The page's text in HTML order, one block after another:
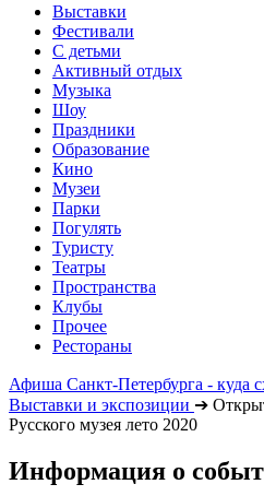
Выставки
Фестивали
С детьми
Активный отдых
Музыка
Шоу
Праздники
Образование
Кино
Музеи
Парки
Погулять
Туристу
Театры
Пространства
Клубы
Прочее
Рестораны
Афиша Санкт-Петербурга - куда
Выставки и экспозиции ➔
Русского музея лето 2020
Информация о